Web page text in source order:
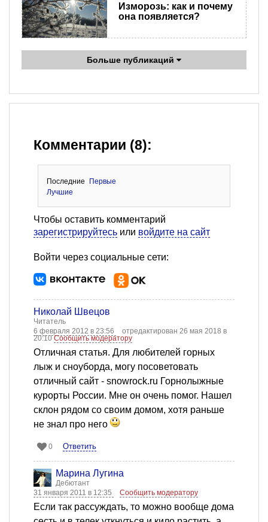
Изморозь: как и почему
она появляется?
Больше публикаций
Комментарии (8):
Последние
Первые
Лучшие
Чтобы оставить комментарий
зарегистрируйтесь или войдите на сайт
Войти через социальные сети:
Николай Швецов
Читатель
6 февраля 2012 в 23:56
отредактирован 26 мая 2018 в
20:10Сообщить модератору
Отличная статья. Для любителей горных
лыж и сноуборда, могу посоветовать
отличный сайт - snowrock.ru Горнолыжные
курорты России. Мне он очень помог. Нашел
склон рядом со своим домом, хотя раньше
не знал про него
0 Ответить
Марина Лугина
Дебютант
31 января 2011 в 12:35
Сообщить модератору
Если так рассуждать, то можно вообще дома